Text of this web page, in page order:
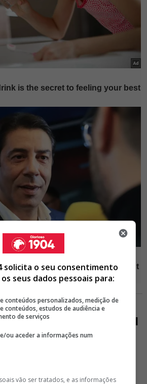
ENVOLVIDO EM
DE PEDRO
BRINQUES COMIGO"
nas últimas horas estão a
solicita o seu consentimento
seus dados pessoais para:
conteúdos personalizados, medição de
conteúdos, estudos de audiência e
de serviços
ou aceder a informações num
vão ser tratados, e as informações